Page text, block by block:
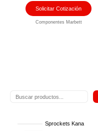
Sprockets Kana
Solicitar Cotización
Componentes Marbett